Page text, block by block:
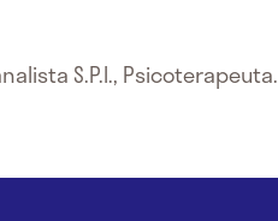
S.P.I., Psicoterapeuta.